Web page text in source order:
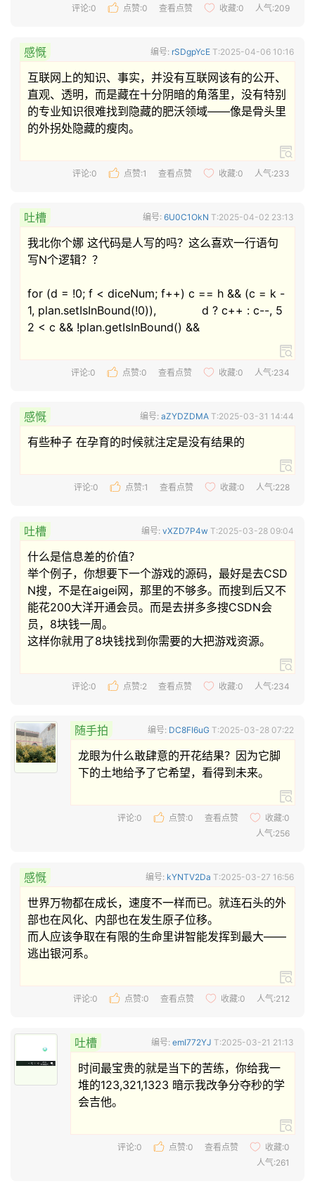
评论:0 点赞:0 查看点赞 收藏:0 人气:209
感慨 编号: rSDgpYcE T:2025-04-06 10:16
互联网上的知识、事实，并没有互联网该有的公开、
直观、透明，而是藏在十分阴暗的角落里，没有特别
的专业知识很难找到隐藏的肥沃领域——像是骨头里
的外拐处隐藏的瘦肉。
评论:0 点赞:1 查看点赞 收藏:0 人气:233
吐槽 编号: 6U0C1OkN T:2025-04-02 23:13
我北你个娜 这代码是人写的吗？这么喜欢一行语句
写N个逻辑？？
for (d = !0; f < diceNum; f++) c == h && (c = k -
1, plan.setIsInBound(!0)),             d ? c++ : c--, 5
2 < c && !plan.getIsInBound() &&
评论:0 点赞:0 查看点赞 收藏:0 人气:234
感慨 编号: aZYDZDMA T:2025-03-31 14:44
有些种子 在孕育的时候就注定是没有结果的
评论:0 点赞:1 查看点赞 收藏:0 人气:228
吐槽 编号: vXZD7P4w T:2025-03-28 09:04
什么是信息差的价值？
举个例子，你想要下一个游戏的源码，最好是去CSD
N搜，不是在aigei网，那里的不够多。而搜到后又不
能花200大洋开通会员。而是去拼多多搜CSDN会
员，8块钱一周。
这样你就用了8块钱找到你需要的大把游戏资源。
评论:0 点赞:2 查看点赞 收藏:0 人气:234
随手拍 编号: DC8FI6uG T:2025-03-28 07:22
龙眼为什么敢肆意的开花结果？因为它脚
下的土地给予了它希望，看得到未来。
评论:0 点赞:0 查看点赞 收藏:0
人气:256
感慨 编号: kYNTV2Da T:2025-03-27 16:56
世界万物都在成长，速度不一样而已。就连石头的外
部也在风化、内部也在发生原子位移。
而人应该争取在有限的生命里讲智能发挥到最大——
逃出银河系。
评论:0 点赞:0 查看点赞 收藏:0 人气:212
吐槽 编号: emI772YJ T:2025-03-21 21:13
时间最宝贵的就是当下的苦练，你给我一
堆的123,321,1323 暗示我改争分夺秒的学
会吉他。
评论:0 点赞:0 查看点赞 收藏:0
人气:261